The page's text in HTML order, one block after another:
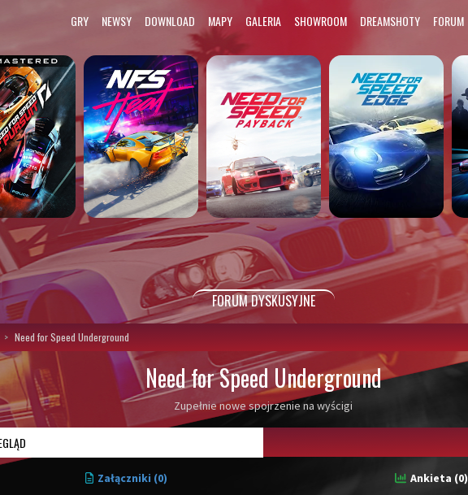
GRY NEWSY DOWNLOAD MAPY GALERIA SHOWROOM DREAMSHOTY FORUM
FORUM DYSKUSYJNE
Need for Speed Underground
Need for Speed Underground
Zupełnie nowe spojrzenie na wyścigi
Załączniki (0) Ankieta (0)